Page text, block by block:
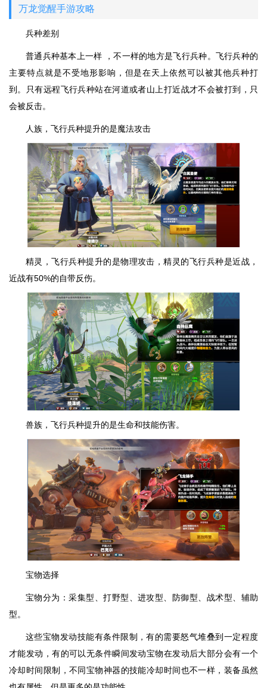
万龙觉醒手游攻略
兵种差别
普通兵种基本上一样 ，不一样的地方是飞行兵种。飞行兵种的
主要特点就是不受地形影响，但是在天上依然可以被其他兵种打
到。只有远程飞行兵种站在河道或者山上打近战才不会被打到，只
会被反击。
人族，飞行兵种提升的是魔法攻击
精灵，飞行兵种提升的是物理攻击，精灵的飞行兵种是近战，
近战有50%的自带反伤。
兽族，飞行兵种提升的是生命和技能伤害。
宝物选择
宝物分为：采集型、打野型、进攻型、防御型、战术型、辅助
型。
这些宝物发动技能有条件限制，有的需要怒气堆叠到一定程度
才能发动，有的可以无条件瞬间发动宝物在发动后大部分会有一个
冷却时间限制，不同宝物神器的技能冷却时间也不一样，装备虽然